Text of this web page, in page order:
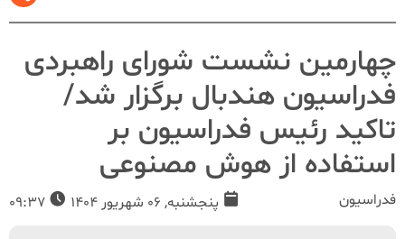
چهارمین نشست شورای راهبردی
فدراسیون هندبال برگزار شد/
تاکید رئیس فدراسیون بر
استفاده از هوش مصنوعی
فدراسیون پنجشنبه, 06 شهریور 1404